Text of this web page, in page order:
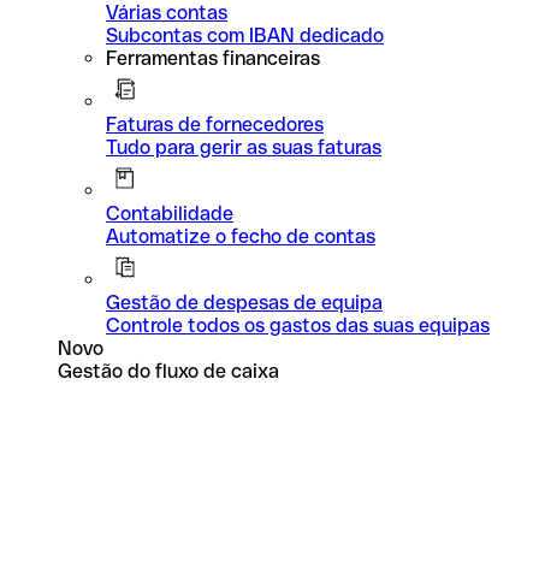
Várias contas
Subcontas com IBAN dedicado
Ferramentas financeiras
Faturas de fornecedores
Tudo para gerir as suas faturas
Contabilidade
Automatize o fecho de contas
Gestão de despesas de equipa
Controle todos os gastos das suas equipas
Novo
Gestão do fluxo de caixa